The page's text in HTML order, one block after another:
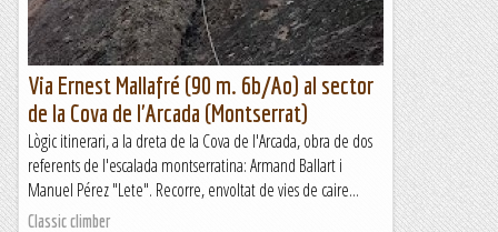
Via Ernest Mallafré (90 m. 6b/Ao) al sector
de la Cova de l'Arcada (Montserrat)
Lògic itinerari, a la dreta de la Cova de l'Arcada, obra de dos
referents de l'escalada montserratina: Armand Ballart i
Manuel Pérez "Lete". Recorre, envoltat de vies de caire...
Classic climber